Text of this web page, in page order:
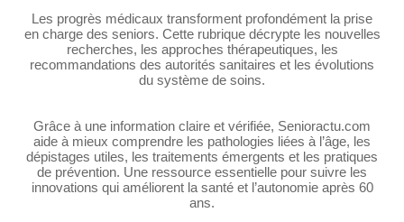
Les progrès médicaux transforment profondément la prise
en charge des seniors. Cette rubrique décrypte les nouvelles
recherches, les approches thérapeutiques, les
recommandations des autorités sanitaires et les évolutions
du système de soins.
Grâce à une information claire et vérifiée, Senioractu.com
aide à mieux comprendre les pathologies liées à l’âge, les
dépistages utiles, les traitements émergents et les pratiques
de prévention. Une ressource essentielle pour suivre les
innovations qui améliorent la santé et l’autonomie après 60
ans.